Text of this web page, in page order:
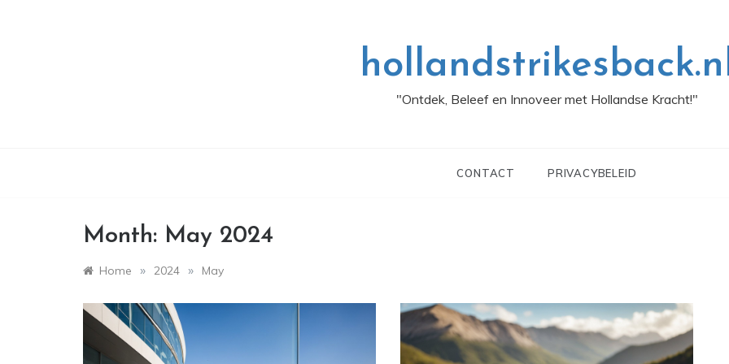
"Ontdek, Beleef en Innoveer met Hollandse Kracht!"
CONTACT PRIVACYBELEID
Month: May 2024
Home » 2024 » May